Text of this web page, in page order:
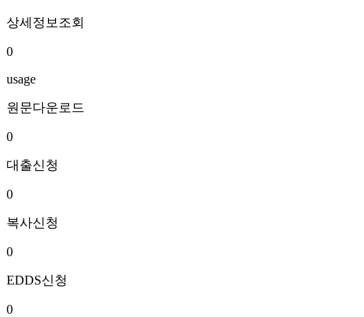
상세정보조회
0
usage
원문다운로드
0
대출신청
0
복사신청
0
EDDS신청
0